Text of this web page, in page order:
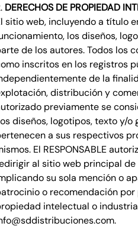
DERECHOS DE PROPIEDAD
sitio web, incluyendo a título
los diseños,
de los autores. Todos los
inscritos en los registros
de la
distribución y
previamente se
diseños, logotipos, texto y/o
a sus respectivos
El RESPONSABLE
al sitio web principal de
su sola mención o
o recomendación
intelectual o